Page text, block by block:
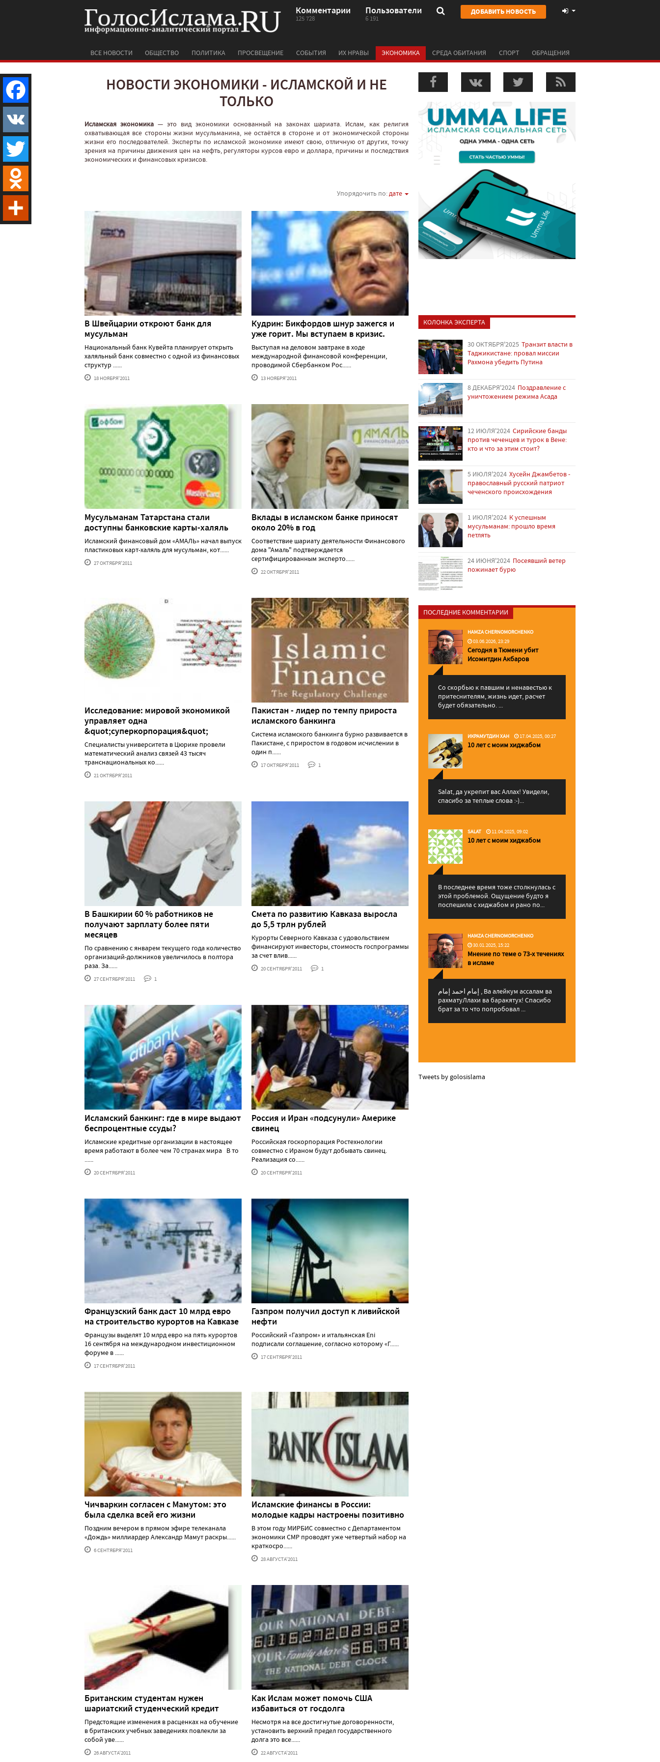
Комментарии
125 728
Пользователи
6 191
ДОБАВИТЬ НОВОСТЬ
ВСЕ НОВОСТИ ОБЩЕСТВО ПОЛИТИКА ПРОСВЕЩЕНИЕ СОБЫТИЯ ИХ НРАВЫ ЭКОНОМИКА СРЕДА ОБИТАНИЯ СПОРТ ОБРАЩЕНИЯ
НОВОСТИ ЭКОНОМИКИ - ИСЛАМСКОЙ И НЕ
ТОЛЬКО
Исламская экономика— это вид экономики основанный на законах шариата. Ислам, как религия
охватывающая все стороны жизни мусульманина, не остаётся в стороне и от экономической стороны
жизни его последователей. Эксперты по исламской экономике имеют свою, отличную от других, точку
зрения на причины движения цен на нефть, регуляторы курсов евро и доллара, причины и последствия
экономических и финансовых кризисов.
Упорядочить по:дате
В Швейцарии откроют банк для
мусульман
Национальный банк Кувейта планирует открыть
халяльный банк совместно с одной из финансовых
структур ......
18 НОЯБРЯ'2011
Кудрин: Бикфордов шнур зажегся и
уже горит. Мы вступаем в кризис.
Выступая на деловом завтраке в ходе
международной финансовой конференции,
проводимой Сбербанком Рос......
13 НОЯБРЯ'2011
Мусульманам Татарстана стали
доступны банковские карты-халяль
Исламский финансовый дом «АМАЛЬ» начал выпуск
пластиковых карт-халяль для мусульман, кот......
27 ОКТЯБРЯ'2011
Вклады в исламском банке приносят
около 20% в год
Соответствие шариату деятельности Финансового
дома "Амаль" подтверждается
сертифицированным эксперто......
22 ОКТЯБРЯ'2011
Исследование: мировой экономикой
управляет одна
&quot;суперкорпорация&quot;
Специалисты университета в Цюрихе провели
математический анализ связей 43 тысяч
транснациональных ко......
21 ОКТЯБРЯ'2011
Пакистан - лидер по темпу прироста
исламского банкинга
Система исламского банкинга бурно развивается в
Пакистане, с приростом в годовом исчислении в
один п......
17 ОКТЯБРЯ'2011 1
В Башкирии 60 % работников не
получают зарплату более пяти
месяцев
По сравнению с январем текущего года количество
организаций-должников увеличилось в полтора
раза. За......
27 СЕНТЯБРЯ'2011 1
Смета по развитию Кавказа выросла
до 5,5 трлн рублей
Курорты Северного Кавказа с удовольствием
финансируют инвесторы, стоимость госпрограммы
за счет влив......
20 СЕНТЯБРЯ'2011 1
Исламский банкинг: где в мире выдают
беспроцентные ссуды?
Исламские кредитные организации в настоящее
время работают в более чем 70 странах мира В то
......
20 СЕНТЯБРЯ'2011
Россия и Иран «подсунули» Америке
свинец
Российская госкорпорация Ростехнологии
совместно с Ираном будут добывать свинец.
Реализация со......
20 СЕНТЯБРЯ'2011
Французский банк даст 10 млрд евро
на строительство курортов на Кавказе
Французы выделят 10 млрд евро на пять курортов
16 сентября на международном инвестиционном
форуме в ......
17 СЕНТЯБРЯ'2011
Газпром получил доступ к ливийской
нефти
Российский «Газпром» и итальянская Eni
подписали соглашение, согласно которому «Г......
17 СЕНТЯБРЯ'2011
Чичваркин согласен с Мамутом: это
была сделка всей его жизни
Поздним вечером в прямом эфире телеканала
«Дождь» миллиардер Александр Мамут раскры......
6 СЕНТЯБРЯ'2011
Исламские финансы в России:
молодые кадры настроены позитивно
В этом году МИРБИС совместно с Департаментом
экономики СМР проводят уже четвертый набор на
краткосро......
28 АВГУСТА'2011
Британским студентам нужен
шариатский студенческий кредит
Предстоящие изменения в расценках на обучение
в британских учебных заведениях повлекли за
собой уве......
26 АВГУСТА'2011
Как Ислам может помочь США
избавиться от госдолга
Несмотря на все достигнутые договоренности,
установить верхний предел государственного
долга это все......
22 АВГУСТА'2011
КОЛОНКА ЭКСПЕРТА
30 ОКТЯБРЯ'2025 Транзит власти в
Таджикистане: провал миссии
Рахмона убедить Путина
8 ДЕКАБРЯ'2024 Поздравление с
уничтожением режима Асада
12 ИЮЛЯ'2024 Сирийские банды
против чеченцев и турок в Вене:
кто и что за этим стоит?
5 ИЮЛЯ'2024 Хусейн Джамбетов -
православный русский патриот
чеченского происхождения
1 ИЮЛЯ'2024 К успешным
мусульманам: прошло время
петлять
24 ИЮНЯ'2024 Посеявший ветер
пожинает бурю
ПОСЛЕДНИЕ КОММЕНТАРИИ
HAMZA CHERNOMORCHENKO
03.06.2026, 23:29
Сегодня в Тюмени убит
Исомитдин Акбаров
Со скорбью к павшим и ненавестью к
притеснителям, жизнь идет, расчет
будет обязательно. ...
ИКРАМУТДИН ХАН 17.04.2025, 00:27
10 лет с моим хиджабом
Salat, да укрепит вас Аллаx! Увидели,
спасибо за теплые слова :-)...
SALAT 11.04.2025, 09:02
10 лет с моим хиджабом
В последнее время тоже столкнулась с
этой проблемой. Ощущение будто я
поспешила с хиджабом и рано по...
HAMZA CHERNOMORCHENKO
30.01.2025, 15:22
Мнение по теме о 73-х течениях
в исламе
إمام احمد إمام , Ва алейкум ассалам ва
рахматуЛлахи ва баракятух! Спасибо
брат за то что попробовал ...
Tweets by golosislama
Facebook
VK
Twitter
Odnoklassniki